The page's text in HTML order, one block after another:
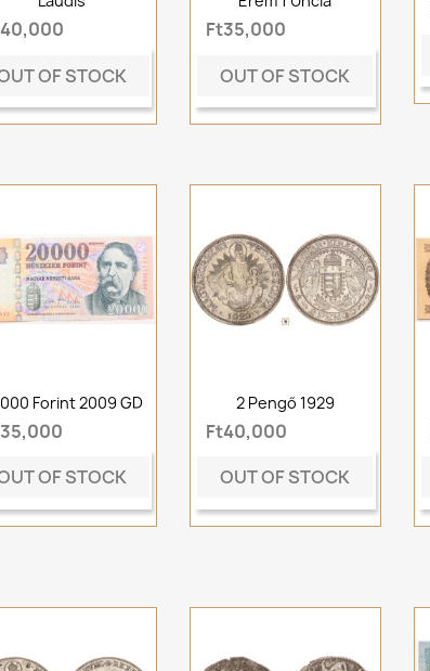
OF STOCK
Ft35,000
OUT OF STOCK
Forint 2009 GD
OF STOCK
2 Pengő 1929
Ft40,000
OUT OF STOCK